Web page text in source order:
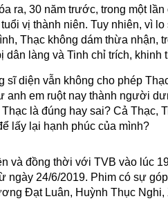
ra, 30 năm trước, trong một lần
vị thành niên. Tuy nhiên, vì
Thạc không dám thừa nhận,
dân làng và Tinh chỉ trích, khinh
diện vẫn không cho phép
anh em ruột nay thành người
là đúng hay sai? Cả Thạc,
lấy lại hạnh phúc của mình?
và đồng thời với TVB vào lúc
ngày 24/6/2019. Phim có sự
Đạt Luân, Huỳnh Thục Nghi,